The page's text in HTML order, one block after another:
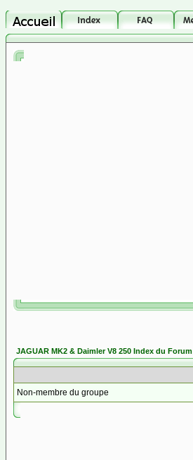
JAGUAR MK2 & Daimler V8 250 Index du Forum
Non-membre du groupe